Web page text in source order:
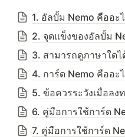
1. อัลบั้ม Nemo คืออะ
2. จุดแข็งของอัลบั้ม
3. สามารถดูภาษาใดไ
4. การ์ด Nemo คืออะ
5. ข้อควรระวังเมื่อลง
6. คู่มือการใช้การ์ด
7. คู่มือการใช้การ์ด